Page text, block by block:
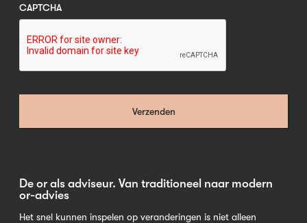
CAPTCHA
De or als adviseur. Van traditioneel naar modern
or-advies
Het snel kunnen inspelen op veranderingen is niet alleen